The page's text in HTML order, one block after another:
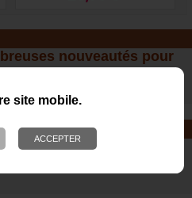
site mobile.
nouveautés pour
de jeux avec votre chien
l'hygiène et les soins de